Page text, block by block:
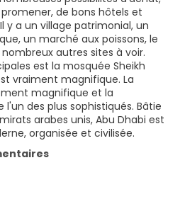
de bons hôtels et
y a un village patrimonial, un
un marché aux poissons, le
autres sites à voir.
est la mosquée Sheikh
vraiment magnifique. La
magnifique et la
des plus sophistiqués. Bâtie
arabes unis, Abu Dhabi est
organisée et civilisée.